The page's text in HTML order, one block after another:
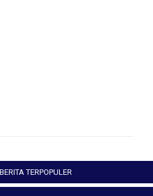
BERITA TERPOPULER